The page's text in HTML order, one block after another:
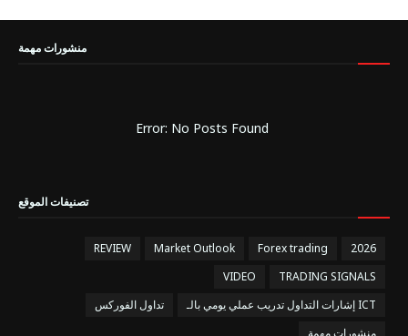
منشورات مهمة
Error: No Posts Found
تصنيفات الموقع
2026
Forex trading
Market Outlook
REVIEW
TRADING SIGNALS
VIDEO
إشارات التداول تدريب عملي يومي بالـ ICT
تداول الفوركس
منشورات مهمة